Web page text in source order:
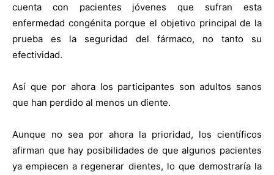
cuenta con pacientes jóvenes que sufran esta
enfermedad congénita porque el objetivo principal de la
prueba es la seguridad del fármaco, no tanto su
efectividad.
Así que por ahora los participantes son adultos sanos
que han perdido al menos un diente.
Aunque no sea por ahora la prioridad, los científicos
afirman que hay posibilidades de que algunos pacientes
ya empiecen a regenerar dientes, lo que demostraría la